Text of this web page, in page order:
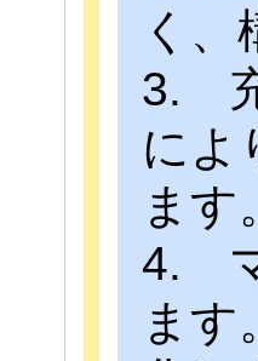
く
3.
によ
ます
4.
ま